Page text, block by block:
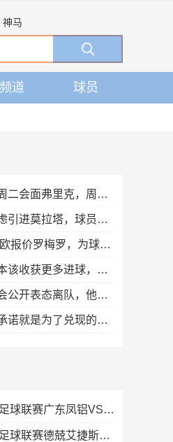
神马
道 球员
阿劳霍外租时间线：周二会面弗里克，周四见利物浦，周五晚间敲定
世体：亚特兰大联考虑引进莫拉塔，球员认为自己还能留在顶级联赛
佩杜拉：马竞4000万欧报价罗梅罗，为球员开出超600万欧年薪
战平巴黎！卡里克：本该收获更多进球，整场闪光点很多，我很欣慰
阿斯：阿尔瓦雷斯不会公开表态离队，他将私下与西蒙尼和马竞沟通
佩德里晒染发照片：承诺就是为了兑现的，世界杯冠军=金发佩德里
08月08日佛山西甲足球联赛广东凤铝VS大塘控股全场录像
08月08日佛山西甲足球联赛德兢艾捷斯VS白坭兴龙全场录像